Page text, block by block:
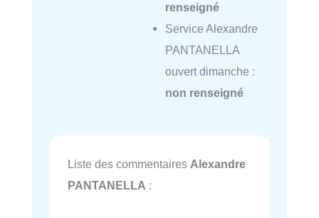
renseigné
Service Alexandre
PANTANELLA
ouvert dimanche :
non renseigné
Liste des commentaires Alexandre
PANTANELLA :